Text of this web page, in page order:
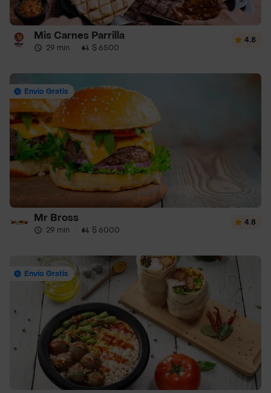
Mis Carnes Parrilla
29 min · $ 6500
4.8
Envío Gratis
Mr Bross
29 min · $ 6000
4.8
Envío Gratis